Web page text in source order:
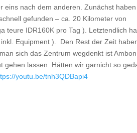
eins nach dem anderen. Zunächst
gefunden – ca. 20 Kilometer von
teure IDR160K pro Tag ). Letztendlich
Equipment ).
Den Rest der Zeit
sich das Zentrum wegdenkt ist
gehen lassen. Hätten wir garnicht so
youtu.be/tnh3QDBapi4